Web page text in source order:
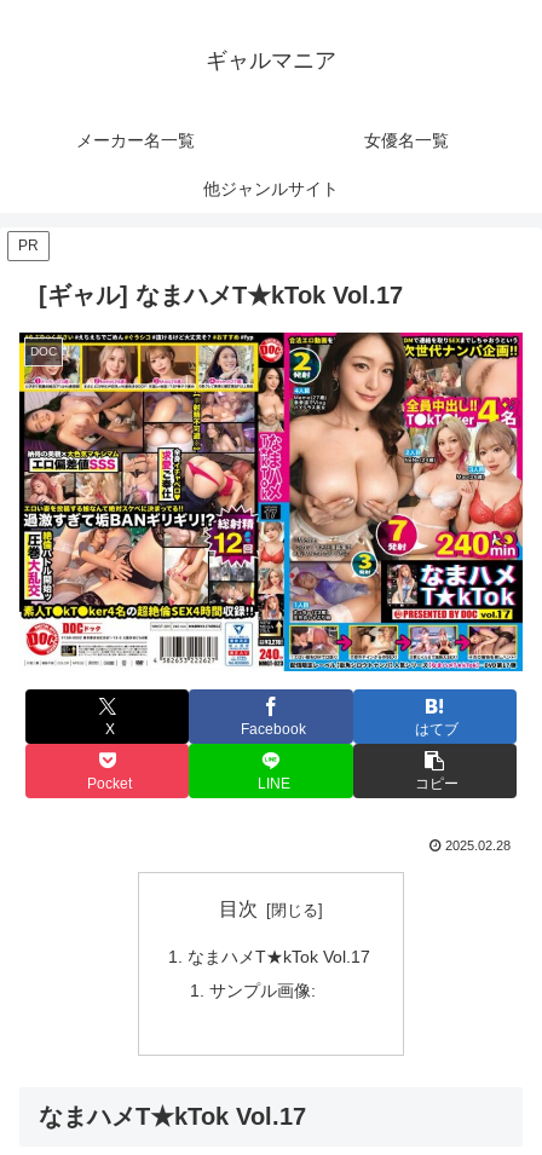
ギャルマニア
メーカー名一覧 女優名一覧
他ジャンルサイト
PR
[ギャル] なまハメT★kTok Vol.17
DOC
X Facebook はてブ
Pocket LINE コピー
2025.02.28
目次
なまハメT★kTok Vol.17
サンプル画像:
なまハメT★kTok Vol.17